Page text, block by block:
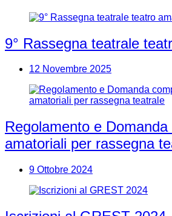
9° Rassegna teatrale
12 Novembre 2025
Regolamento e
amatoriali per rassegna
9 Ottobre 2024